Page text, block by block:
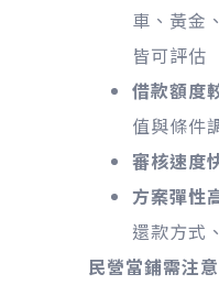
車、黃金
皆可評估
借款額度
值與條件
審核速度
方案彈性
還款方式
民營當鋪需注